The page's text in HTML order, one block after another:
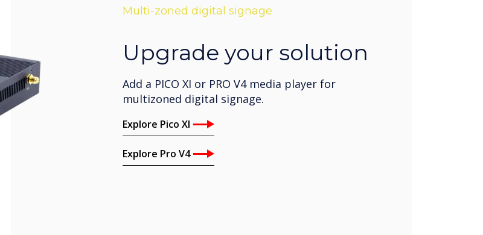
Multi-zoned digital signage
Upgrade your solution
Add a PICO XI or PRO V4 media player for
multizoned digital signage.
Explore Pico XI
Explore Pro V4